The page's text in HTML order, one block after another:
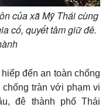
của xã Mỹ Thái cùng
cố, quyết tâm giữ đê.
đến an toàn chống
tràn với phạm vi
đê thành phố Thái